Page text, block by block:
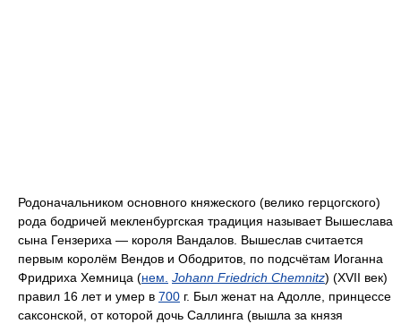
Родоначальником основного княжеского (велико герцогского)
рода бодричей мекленбургская традиция называет Вышеслава
сына Гензериха — короля Вандалов. Вышеслав считается
первым королём Вендов и Ободритов, по подсчётам Иоганна
Фридриха Хемница (нем. Johann Friedrich Chemnitz) (XVII век)
правил 16 лет и умер в 700 г. Был женат на Адолле, принцессе
саксонской, от которой дочь Саллинга (вышла за князя